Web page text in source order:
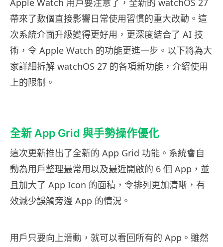
Apple Watch 用戶要注意了，全新的 watchOS 27
帶來了數個直接影響日常使用習慣的重大改動。這
次系統介面升級變得更好用，更深度結合了 AI 技
術，令 Apple Watch 的功能更進一步。以下將為大
家詳細拆解 watchOS 27 的各項新功能，介紹使用
上的限制。
全新 App Grid 與手勢操作優化
這次更新推出了全新的 App Grid 功能。系統會自
動為用戶整理最常用以及最近開啟的 6 個 App，並
且加大了 App Icon 的面積，令排列更加清晰，有
效減少誤觸旁邊 App 的情況。
用戶只要向上滑動，就可以看回所有的 App。雖然